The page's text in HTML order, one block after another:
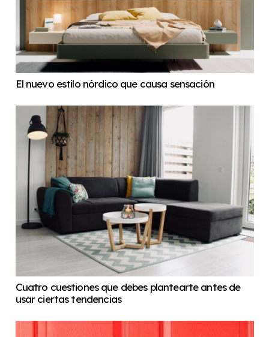
El nuevo estilo nórdico que causa sensación
Cuatro cuestiones que debes plantearte antes de
usar ciertas tendencias